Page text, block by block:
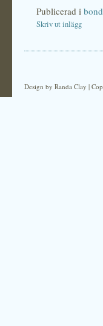
Publicerad i
Skriv ut inlägg
Design by Randa Clay |